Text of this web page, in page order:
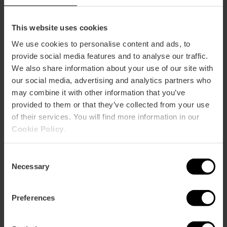
This website uses cookies
We use cookies to personalise content and ads, to
provide social media features and to analyse our traffic.
We also share information about your use of our site with
our social media, advertising and analytics partners who
may combine it with other information that you’ve
provided to them or that they’ve collected from your use
of their services. You will find more information in our
Cookie Policy
Selection
Necessary
Preferences
Hoe te arriveren
Metro
L1,L2, L3,L5,L9
Bus
60,62,64,92, C2
Calle Erudito Orellana, 12 46008 València